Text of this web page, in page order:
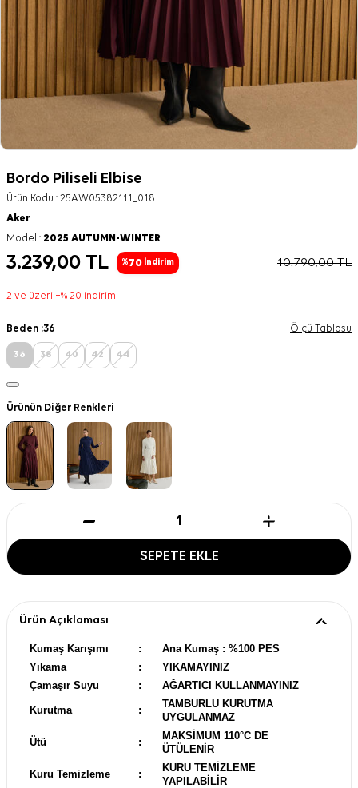
Bordo Piliseli Elbise
Ürün Kodu : 25AW05382111_018
Aker
Model : 2025 AUTUMN-WINTER
3.239,00 TL %70 İndirim 10.790,00TL
2 ve üzeri +% 20 indirim
Beden :36 Ölçü Tablosu
36 38 40 42 44
Ürünün Diğer Renkleri
SEPETE EKLE
Ürün Açıklaması
Kumaş Karışımı :
Ana Kumaş : %100 PES
Yıkama
:
YIKAMAYINIZ
Çamaşır Suyu
: AĞARTICI KULLANMAYINIZ
Kurutma :
TAMBURLU KURUTMA
UYGULANMAZ
Ütü :
MAKSİMUM 110°C DE
ÜTÜLENİR
Kuru Temizleme :
KURU TEMİZLEME
YAPILABİLİR